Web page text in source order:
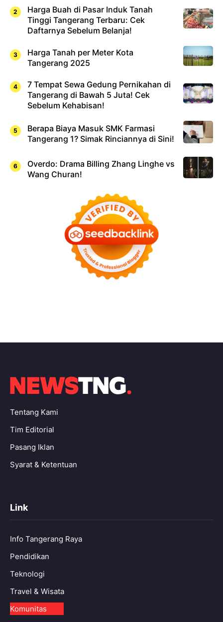
Harga Buah di Pasar Induk Tanah
Tinggi Tangerang Terbaru: Cek
Daftarnya Sebelum Belanja!
Harga Tanah per Meter Kota
Tangerang 2025
7 Tempat Sewa Gedung Pernikahan di
Tangerang di Bawah 5 Juta! Cek
Sebelum Kehabisan!
Berapa Biaya Masuk SMK Farmasi
Tangerang 1? Simak Rinciannya di Sini!
Overdo: Drama Billing Zhang Linghe vs
Wang Churan!
Tentang Kami
Tim Editorial
Pasang Iklan
Syarat & Ketentuan
Link
Info Tangerang Raya
Pendidikan
Teknologi
Travel & Wisata
Komunitas